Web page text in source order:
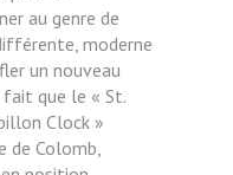
au genre de
moderne
un nouveau
fait que le « St.
Clock »
Colomb,